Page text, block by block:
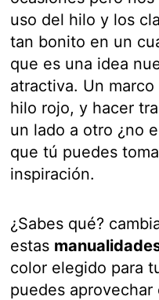
uso del hilo y los
tan bonito en un
que es una idea
atractiva. Un
hilo rojo, y hacer
un lado a otro ¿no
que tú puedes
inspiración.
¿Sabes qué?
estas
color elegido para
puedes